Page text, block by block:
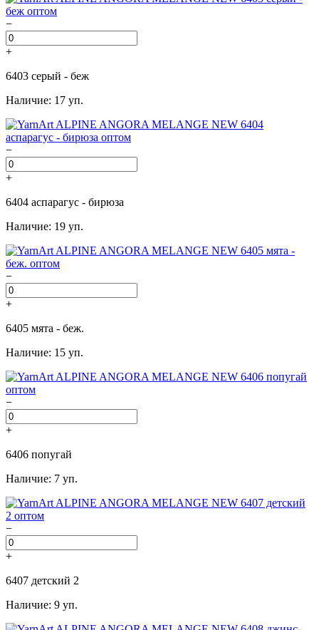
−
+
6403 серый - беж
Наличие: 17 уп.
−
+
6404 аспарагус - бирюза
Наличие: 19 уп.
−
+
6405 мята - беж.
Наличие: 15 уп.
−
+
6406 попугай
Наличие: 7 уп.
−
+
6407 детский 2
Наличие: 9 уп.